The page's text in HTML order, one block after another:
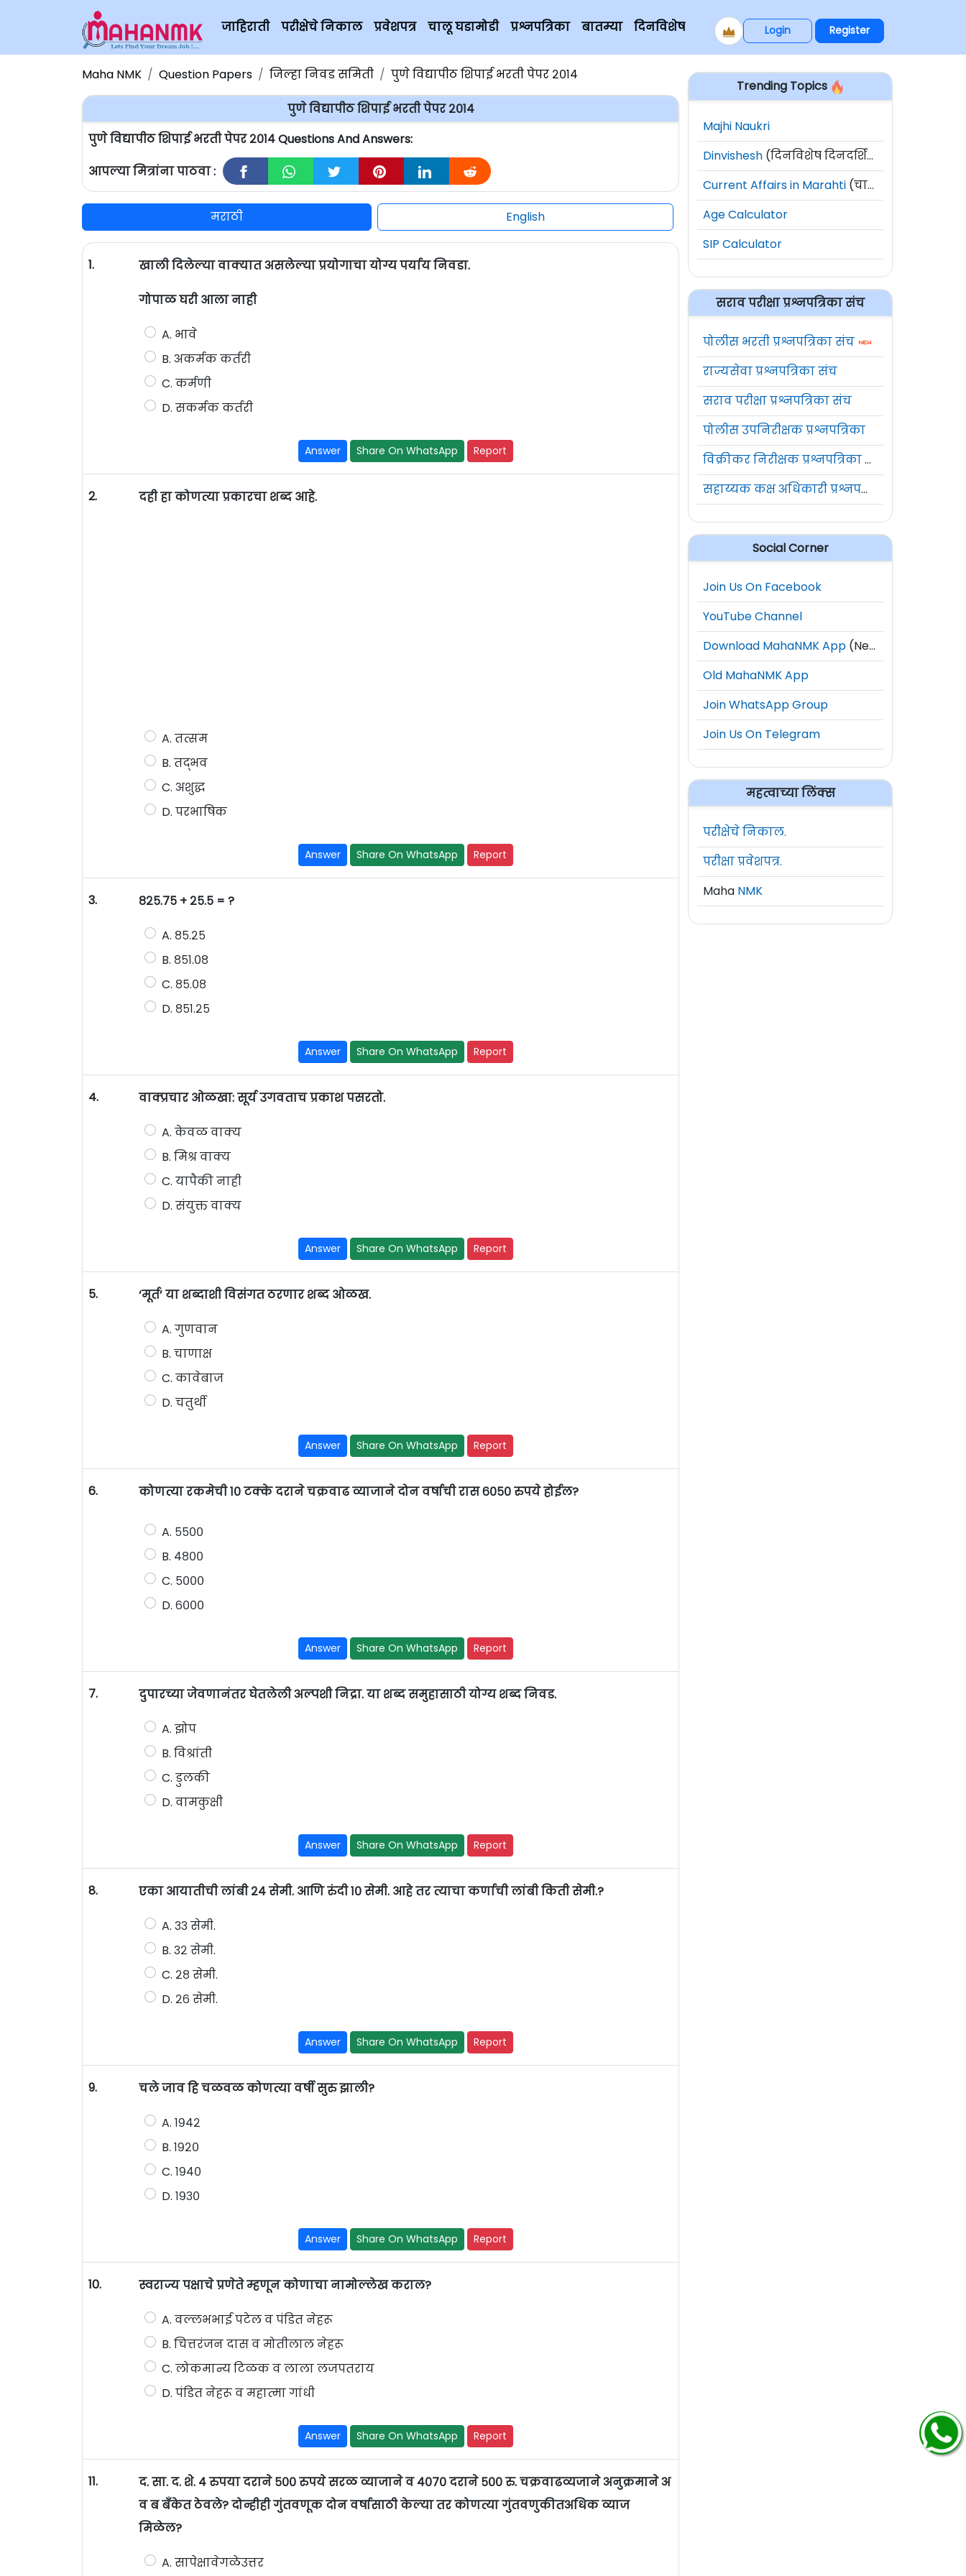
जाहिराती परीक्षेचे निकाल प्रवेशपत्र चालू घडामोडी प्रश्नपत्रिका बातम्या दिनविशेष Login Register
Maha NMK Question Papers जिल्हा निवड समिती पुणे विद्यापीठ शिपाई भरती पेपर २०१४
पुणे विद्यापीठ शिपाई भरती पेपर २०१४
पुणे विद्यापीठ शिपाई भरती पेपर २०१४ Questions And Answers:
आपल्या मित्रांना पाठवा :
मराठी English
1. खाली दिलेल्या वाक्यात असलेल्या प्रयोगाचा योग्य पर्याय निवडा.
गोपाळ घरी आला नाही
A. भावे
B. अकर्मक कर्तरी
C. कर्मणी
D. सकर्मक कर्तरी
Answer Share On WhatsApp Report
2. दही हा कोणत्या प्रकारचा शब्द आहे.
A. तत्सम
B. तद्भव
C. अशुद्ध
D. परभाषिक
Answer Share On WhatsApp Report
3. ८२५.७५ + २५.५ = ?
A. ८५.२५
B. ८५१.०८
C. ८५.०८
D. ८५१.२५
Answer Share On WhatsApp Report
4. वाक्प्रचार ओळखा: सूर्य उगवताच प्रकाश पसरतो.
A. केवळ वाक्य
B. मिश्र वाक्य
C. यापैकी नाही
D. संयुक्त वाक्य
Answer Share On WhatsApp Report
5. ‘मूर्त’ या शब्दाशी विसंगत ठरणार शब्द ओळख.
A. गुणवान
B. चाणाक्ष
C. कावेबाज
D. चतुर्थी
Answer Share On WhatsApp Report
6. कोणत्या रकमेची १० टक्के दराने चक्रवाढ व्याजाने दोन वर्षाची रास ६०५० रुपये होईल?
A. ५५००
B. ४८००
C. ५०००
D. ६०००
Answer Share On WhatsApp Report
7. दुपारच्या जेवणानंतर घेतलेली अल्पशी निद्रा. या शब्द समुहासाठी योग्य शब्द निवड.
A. झोप
B. विश्रांती
C. डुलकी
D. वामकुक्षी
Answer Share On WhatsApp Report
8. एका आयातीची लांबी २४ सेमी. आणि रुंदी १० सेमी. आहे तर त्याचा कर्णाची लांबी किती सेमी.?
A. ३३ सेमी.
B. ३२ सेमी.
C. २८ सेमी.
D. २६ सेमी.
Answer Share On WhatsApp Report
9. चले जाव हि चळवळ कोणत्या वर्षी सुरु झाली?
A. १९४२
B. १९२०
C. १९४०
D. १९३०
Answer Share On WhatsApp Report
10. स्वराज्य पक्षाचे प्रणेते म्हणून कोणाचा नामोल्लेख कराल?
A. वल्लभभाई पटेल व पंडित नेहरू
B. चित्तरंजन दास व मोतीलाल नेहरू
C. लोकमान्य टिळक व लाला लजपतराय
D. पंडित नेहरू व महात्मा गांधी
Answer Share On WhatsApp Report
11.
द. सा. द. शे. ४ रुपया दराने ५०० रुपये सरळ व्याजाने व ४०७० दराने ५०० रु. चक्रवाढव्यजाने अनुक्रमाने अ
व ब बँकेत ठेवले? दोन्हीही गुंतवणूक दोन वर्षासाठी केल्या तर कोणत्या गुंतवणुकीतअधिक व्याज
मिळेल?
A. सापेक्षावेगळेउत्तर
Trending Topics
Majhi Naukri
Dinvishesh (दिनविशेष दिनदर्शिका)
Current Affairs in Marahti (चालू घडामोडी)
Age Calculator
SIP Calculator
सराव परीक्षा प्रश्नपत्रिका संच
पोलीस भरती प्रश्नपत्रिका संच
राज्यसेवा प्रश्नपत्रिका संच
सराव परीक्षा प्रश्नपत्रिका संच
पोलीस उपनिरीक्षक प्रश्नपत्रिका
विक्रीकर निरीक्षक प्रश्नपत्रिका संच
सहाय्यक कक्ष अधिकारी प्रश्नपत्रिका संच
Social Corner
Join Us On Facebook
YouTube Channel
Download MahaNMK App (New)
Old MahaNMK App
Join WhatsApp Group
Join Us On Telegram
महत्वाच्या लिंक्स
परीक्षेचे निकाल.
परीक्षा प्रवेशपत्र.
Maha NMK